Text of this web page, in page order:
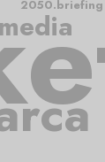
media
2050.briefing